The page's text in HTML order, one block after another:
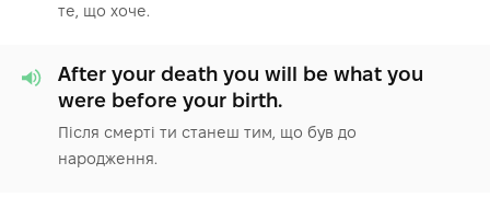
те, що хоче.
After your death you will be what you
were before your birth.
Після смерті ти станеш тим, що був до
народження.